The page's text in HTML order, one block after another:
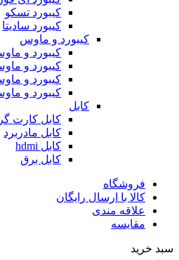
کیبورد تسکو
کیبورد سادیتا
کیبورد و ماوس
کیبورد و
کیبورد و
کیبورد و
کیبورد و
کابل
کابل کارت
کابل مادربرد
کابل hdmi
کابل برق
فروشگاه
کالا با ارسال رایگان
علاقه مندی
مقایسه
سبد خرید